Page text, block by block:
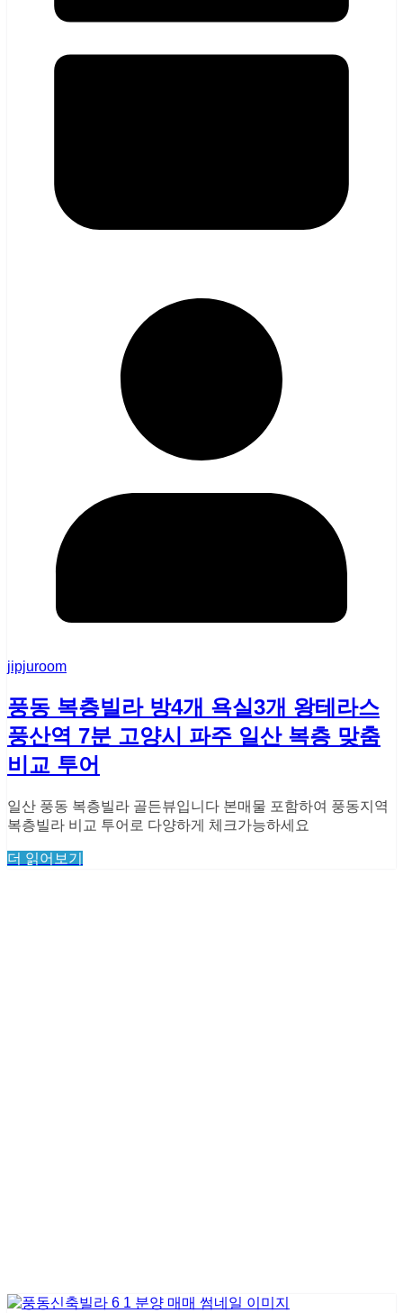
jipjuroom
풍동 복층빌라 방4개 욕실3개 왕테라스
풍산역 7분 고양시 파주 일산 복층 맞춤
비교 투어
일산 풍동 복층빌라 골든뷰입니다 본매물 포함하여 풍동지역
복층빌라 비교 투어로 다양하게 체크가능하세요
더 읽어보기